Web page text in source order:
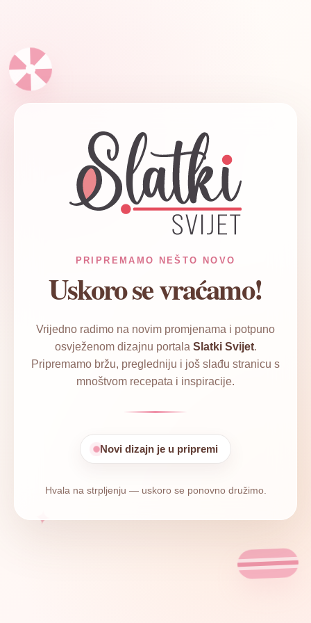
✦
PRIPREMAMO NEŠTO NOVO
Uskoro se vraćamo!
Vrijedno radimo na novim promjenama i potpuno
osvježenom dizajnu portala Slatki Svijet.
Pripremamo bržu, pregledniju i još slađu stranicu s
mnoštvom recepata i inspiracije.
Novi dizajn je u pripremi
Hvala na strpljenju — uskoro se ponovno družimo.